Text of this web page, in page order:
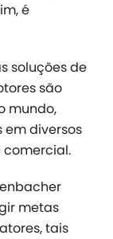
é
soluções de
são
mundo,
diversos
comercial.
metas
tais